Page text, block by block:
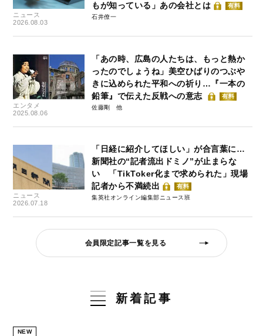
ニュース
2026.08.03
もが知っている」あの会社とは
有料
石井僚一
エンタメ
2025.08.06
「あの時、広島の人たちは、もっと熱か
ったのでしょうね」美空ひばりのつぶや
きに込められた平和への祈り…『一本の
鉛筆』で伝えた反戦への意志
有料
佐藤剛
ニュース
2026.07.18
「日経に紹介してほしい」が合言葉に…
新聞社の“記者流出ドミノ”が止まらな
い 「TikToker化まで求められた」現場
記者から不満続出
有料
集英社オンライン編集部ニュース班
会員限定記事一覧を見る
新着記事
NEW